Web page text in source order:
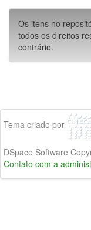
Os itens no
todos os direitos
contrário.
Tema criado por
DSpace Software
Contato com a